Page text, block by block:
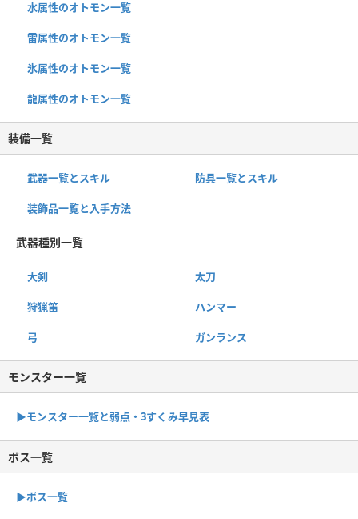
水属性のオトモン一覧
雷属性のオトモン一覧
氷属性のオトモン一覧
龍属性のオトモン一覧
装備一覧
武器一覧とスキル 防具一覧とスキル
装飾品一覧と入手方法
武器種別一覧
大剣 太刀
狩猟笛 ハンマー
弓 ガンランス
モンスター一覧
▶︎モンスター一覧と弱点・3すくみ早見表
ボス一覧
▶︎ボス一覧